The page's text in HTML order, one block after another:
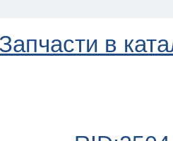
Запчасти в